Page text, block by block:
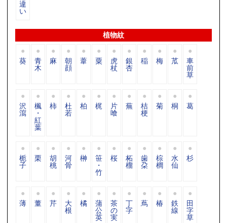
違
い
植物紋
葵 青
木
麻 朝
顔
葦 粟 虎
杖
銀
杏
稲 梅 苽 車
前
草
沢
瀉
楓
・
紅
葉
柿 杜
若
柏 梶 片
喰
蕪 桔
梗
菊 桐 葛
栀
子
栗 胡
桃
河
骨
榊 笹
・
竹
桜 柘
榴
歯
朶
棕
櫚
水
仙
杉
薄 董 芹 大
根
橘 蒲
公
英
茶
の
実
丁
字
蔦 椿 鉄
線
田
字
草